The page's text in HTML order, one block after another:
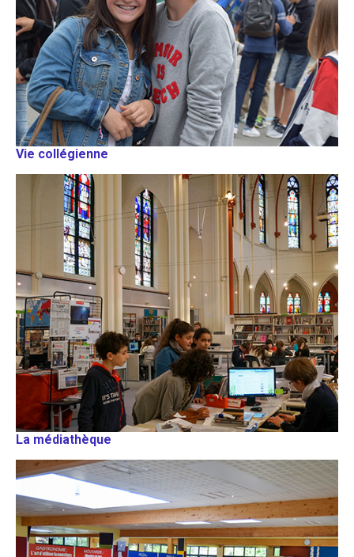
Vie collégienne
La médiathèque